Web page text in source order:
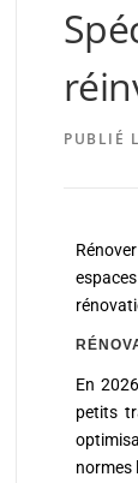
PUBLIÉ
En
petits
normes